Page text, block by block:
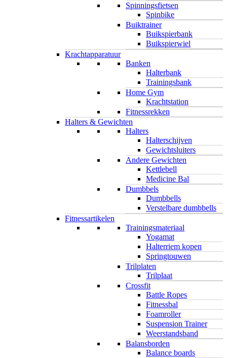
Spinningsfietsen
Spinbike
Buiktrainer
Buikspierbank
Buikspierwiel
Krachtapparatuur
Banken
Halterbank
Trainingsbank
Home Gym
Krachtstation
Fitnessrekken
Halters & Gewichten
Halters
Halterschijven
Gewichtsluiters
Andere Gewichten
Kettlebell
Medicine Bal
Dumbbels
Dumbbells
Verstelbare dumbbells
Fitnessartikelen
Trainingsmateriaal
Yogamat
Halterriem kopen
Springtouwen
Trilplaten
Trilplaat
Crossfit
Battle Ropes
Fitnessbal
Foamroller
Suspension Trainer
Weerstandsband
Balansborden
Balance boards